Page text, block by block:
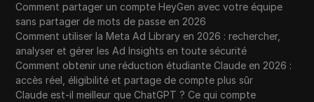
Comment partager un compte HeyGen avec votre équipe
sans partager de mots de passe en 2026
Comment utiliser la Meta Ad Library en 2026 : rechercher,
analyser et gérer les Ad Insights en toute sécurité
Comment obtenir une réduction étudiante Claude en 2026 :
accès réel, éligibilité et partage de compte plus sûr
Claude est-il meilleur que ChatGPT ? Ce qui compte